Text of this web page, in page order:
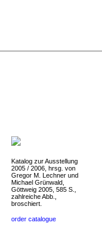
Katalog zur Ausstellung
2005 / 2006, hrsg. von
Gregor M. Lechner und
Michael Grünwald,
Göttweig 2005, 585 S.,
zahlreiche Abb.,
broschiert.
order catalogue